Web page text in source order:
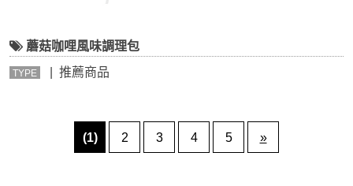
蘑菇咖哩風味調理包
TYPE | 推薦商品
(1) 2 3 4 5 »